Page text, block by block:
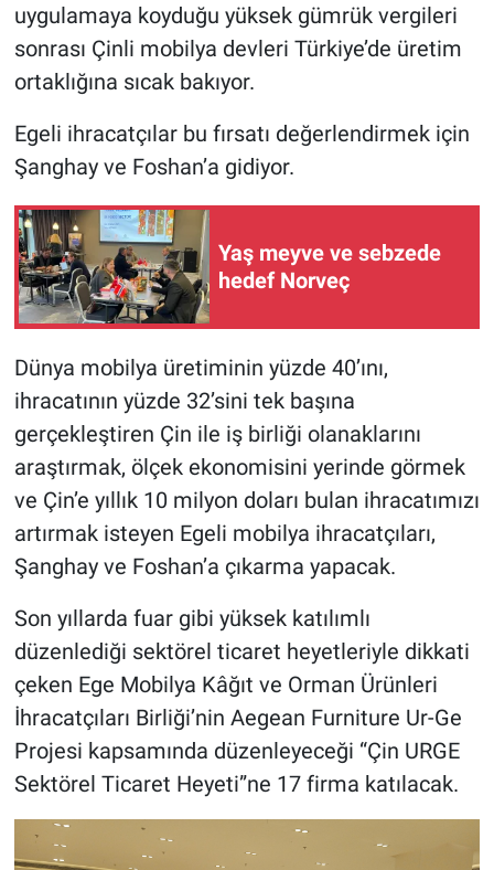
uygulamaya koyduğu yüksek gümrük vergileri
sonrası Çinli mobilya devleri Türkiye’de üretim
ortaklığına sıcak bakıyor.
Egeli ihracatçılar bu fırsatı değerlendirmek için
Şanghay ve Foshan’a gidiyor.
Yaş meyve ve sebzede
hedef Norveç
Dünya mobilya üretiminin yüzde 40’ını,
ihracatının yüzde 32’sini tek başına
gerçekleştiren Çin ile iş birliği olanaklarını
araştırmak, ölçek ekonomisini yerinde görmek
ve Çin’e yıllık 10 milyon doları bulan ihracatımızı
artırmak isteyen Egeli mobilya ihracatçıları,
Şanghay ve Foshan’a çıkarma yapacak.
Son yıllarda fuar gibi yüksek katılımlı
düzenlediği sektörel ticaret heyetleriyle dikkati
çeken Ege Mobilya Kâğıt ve Orman Ürünleri
İhracatçıları Birliği’nin Aegean Furniture Ur-Ge
Projesi kapsamında düzenleyeceği “Çin URGE
Sektörel Ticaret Heyeti”ne 17 firma katılacak.